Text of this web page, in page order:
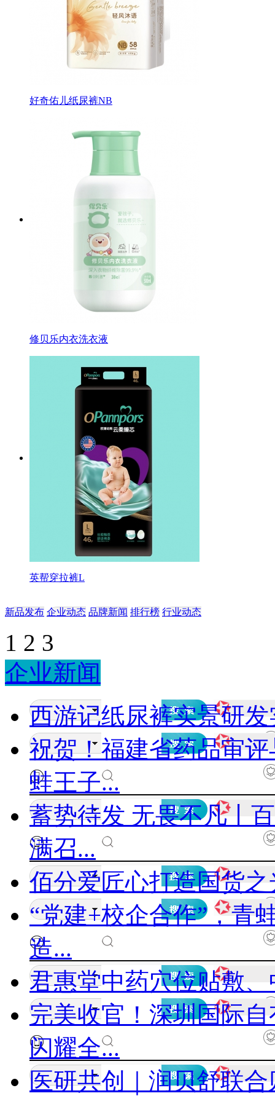
好奇佑儿纸尿裤NB
修贝乐内衣洗衣液
英帮穿拉裤L
新品发布 企业动态 品牌新闻 排行榜 行业动态
1 2 3
企业新闻
西游记纸尿裤实景研
祝贺！福建省药品审
蛙王子...
蓄势待发 无畏不凡丨
满召...
佰分爱匠心打造国货
“党建+校企合作”，青
造...
君惠堂中药穴位贴敷
完美收官！深圳国际
闪耀全...
医研共创｜润贝舒联